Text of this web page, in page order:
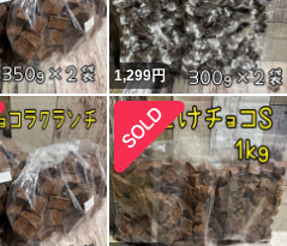
1,299円